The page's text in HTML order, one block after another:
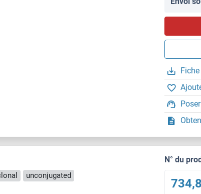
unconjugated
N° du